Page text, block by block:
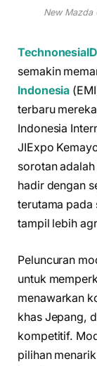
New
TechnonesiaID
semakin
Indonesia
terbaru
Indonesia
JIExpo
sorotan adalah
hadir dengan
terutama pada
tampil lebih
Peluncuran
untuk
menawarkan
khas Jepang,
kompetitif.
pilihan